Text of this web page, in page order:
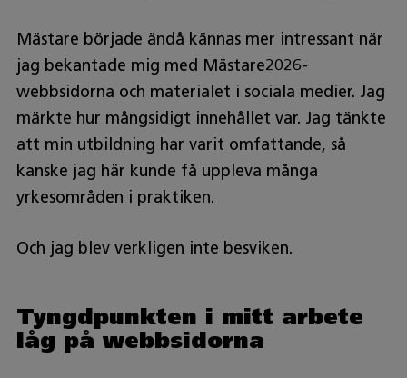
Mästare började ändå kännas mer intressant när
jag bekantade mig med Mästare2026-
webbsidorna och materialet i sociala medier. Jag
märkte hur mångsidigt innehållet var. Jag tänkte
att min utbildning har varit omfattande, så
kanske jag här kunde få uppleva många
yrkesområden i praktiken.
Och jag blev verkligen inte besviken.
Tyngdpunkten i mitt arbete
låg på webbsidorna